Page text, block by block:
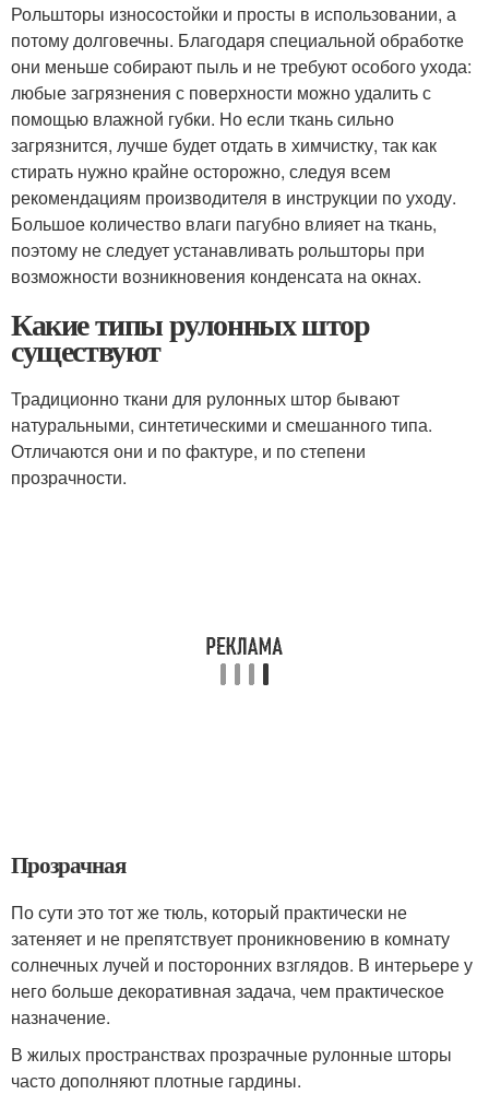
Рольшторы износостойки и просты в использовании, а
потому долговечны. Благодаря специальной обработке
они меньше собирают пыль и не требуют особого ухода:
любые загрязнения с поверхности можно удалить с
помощью влажной губки. Но если ткань сильно
загрязнится, лучше будет отдать в химчистку, так как
стирать нужно крайне осторожно, следуя всем
рекомендациям производителя в инструкции по уходу.
Большое количество влаги пагубно влияет на ткань,
поэтому не следует устанавливать рольшторы при
возможности возникновения конденсата на окнах.
Какие типы рулонных штор
существуют
Традиционно ткани для рулонных штор бывают
натуральными, синтетическими и смешанного типа.
Отличаются они и по фактуре, и по степени
прозрачности.
Прозрачная
По сути это тот же тюль, который практически не
затеняет и не препятствует проникновению в комнату
солнечных лучей и посторонних взглядов. В интерьере у
него больше декоративная задача, чем практическое
назначение.
В жилых пространствах прозрачные рулонные шторы
часто дополняют плотные гардины.